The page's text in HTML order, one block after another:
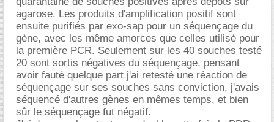
agarose. Les produits d'amplification positif sont
ensuite purifiés par exo-sap pour un séquençage du
gène, avec les même amorces que celles utilisé pour
la première PCR. Seulement sur les 40 souches testé
20 sont sortis négatives du séquençage, pensant
avoir fauté quelque part j'ai retesté une réaction de
séquençage sur ses souches sans conviction, j'avais
séquencé d'autres gènes en mêmes temps, et bien
sûr le séquençage fut négatif.